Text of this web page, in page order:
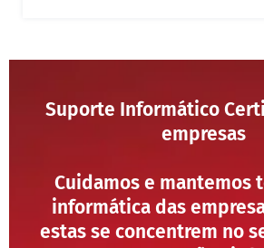
Suporte Informático
empresas
Cuidamos e mantemos
informática das
estas se concentrem no